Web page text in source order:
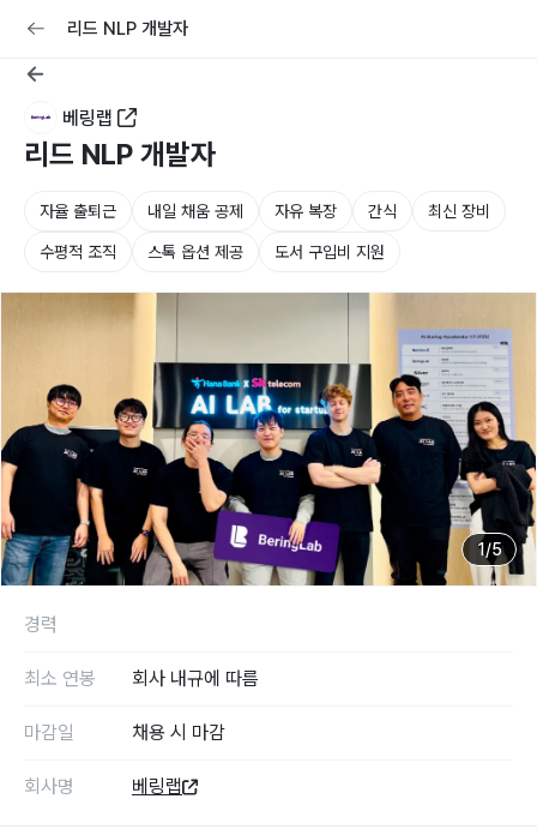
교육 커리어
리드 NLP 개발자
베링랩
리드 NLP 개발자
자율 출퇴근 내일 채움 공제 자유 복장 간식 최신 장비
수평적 조직 스톡 옵션 제공 도서 구입비 지원
1 /5
경력
최소 연봉 회사 내규에 따름
마감일 채용 시 마감
회사명 베링랩